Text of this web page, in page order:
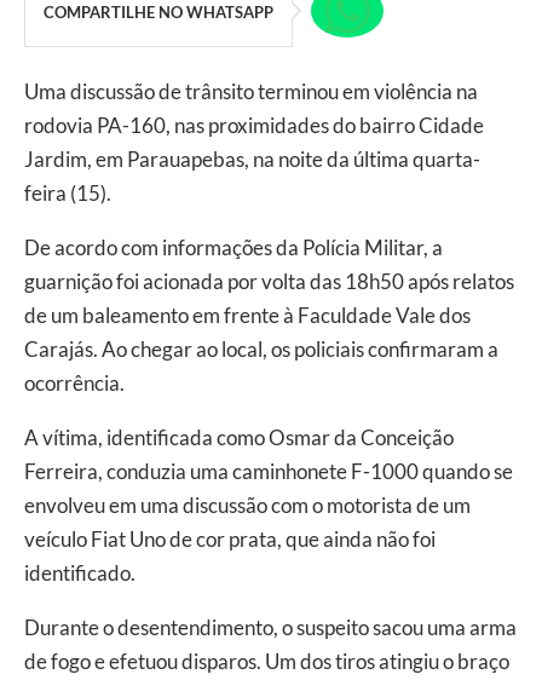
COMPARTILHE NO WHATSAPP
Uma discussão de trânsito terminou em violência na
rodovia PA-160, nas proximidades do bairro Cidade
Jardim, em Parauapebas, na noite da última quarta-
feira (15).
De acordo com informações da Polícia Militar, a
guarnição foi acionada por volta das 18h50 após relatos
de um baleamento em frente à Faculdade Vale dos
Carajás. Ao chegar ao local, os policiais confirmaram a
ocorrência.
A vítima, identificada como Osmar da Conceição
Ferreira, conduzia uma caminhonete F-1000 quando se
envolveu em uma discussão com o motorista de um
veículo Fiat Uno de cor prata, que ainda não foi
identificado.
Durante o desentendimento, o suspeito sacou uma arma
de fogo e efetuou disparos. Um dos tiros atingiu o braço